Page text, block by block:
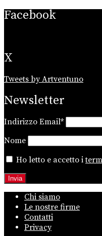
Facebook
X
Tweets by Artventuno
Newsletter
Indirizzo Email*
Nome
Ho letto e accetto i
Chi siamo
Le nostre firme
Contatti
Privacy